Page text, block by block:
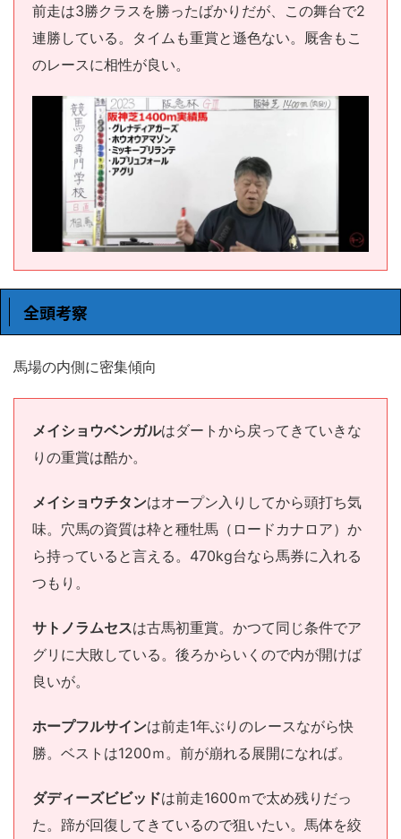
前走は3勝クラスを勝ったばかりだが、この舞台で2
連勝している。タイムも重賞と遜色ない。厩舎もこ
のレースに相性が良い。
全頭考察
馬場の内側に密集傾向
メイショウベンガルはダートから戻ってきていきな
りの重賞は酷か。
メイショウチタンはオープン入りしてから頭打ち気
味。穴馬の資質は枠と種牡馬（ロードカナロア）か
ら持っていると言える。470kg台なら馬券に入れる
つもり。
サトノラムセスは古馬初重賞。かつて同じ条件でア
グリに大敗している。後ろからいくので内が開けば
良いが。
ホープフルサインは前走1年ぶりのレースながら快
勝。ベストは1200ｍ。前が崩れる展開になれば。
ダディーズビビッドは前走1600ｍで太め残りだっ
た。蹄が回復してきているので狙いたい。馬体を絞